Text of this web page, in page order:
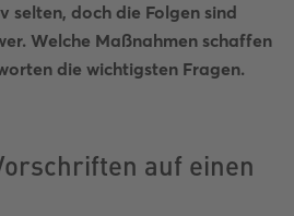
selten, doch die Folgen sind
Welche Maßnahmen schaffen
die wichtigsten Fragen.
auf einen